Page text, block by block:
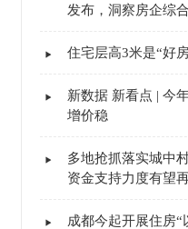
发布，洞察房企综
住宅层高3米是“好
新数据 新看点 | 今
增价稳
多地抢抓落实城中
资金支持力度有望
成都今起开展住房“